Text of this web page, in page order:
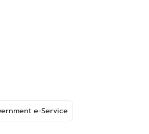
e-Service